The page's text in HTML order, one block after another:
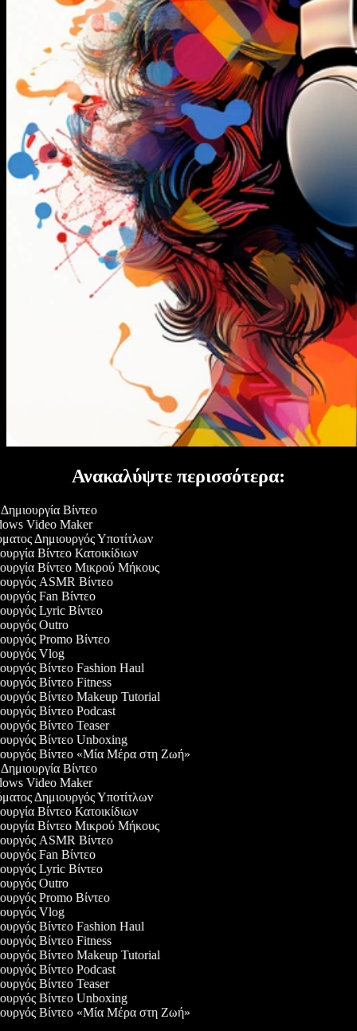
Ανακαλύψτε περισσότερα:
Βίντεο
Video Maker
Δημιουργός Υποτίτλων
Βίντεο Κατοικίδιων
Βίντεο Μικρού Μήκους
ASMR Βίντεο
Fan Βίντεο
Lyric Βίντεο
Outro
Promo Βίντεο
Vlog
Βίντεο Fashion Haul
Βίντεο Fitness
Βίντεο Makeup Tutorial
Βίντεο Podcast
Βίντεο Teaser
Βίντεο Unboxing
Βίντεο «Μία Μέρα στη Ζωή»
Βίντεο
Video Maker
Δημιουργός Υποτίτλων
Βίντεο Κατοικίδιων
Βίντεο Μικρού Μήκους
ASMR Βίντεο
Fan Βίντεο
Lyric Βίντεο
Outro
Promo Βίντεο
Vlog
Βίντεο Fashion Haul
Βίντεο Fitness
Βίντεο Makeup Tutorial
Βίντεο Podcast
Βίντεο Teaser
Βίντεο Unboxing
Βίντεο «Μία Μέρα στη Ζωή»